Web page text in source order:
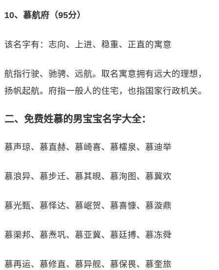
10、慕航府（95分）
该名字有：志向、上进、稳重、正直的寓意
航指行驶、驰骋、远航。取名寓意拥有远大的理想，
扬帆起航。府指一般人的住宅，也指国家行政机关。
二、免费姓慕的男宝宝名字大全：
慕声琼、慕直赫、慕崎喜、慕檑泉、慕迪举
慕浪异、慕步迁、慕其晛、慕洵图、慕冀欢
慕光甄、慕怿达、慕岷贺、慕喜慷、慕漩鼎
慕渠邦、慕焘巩、慕亚冀、慕廷搏、慕冻舜
慕再运、慕修直、慕异舰、慕保畏、慕奎旅